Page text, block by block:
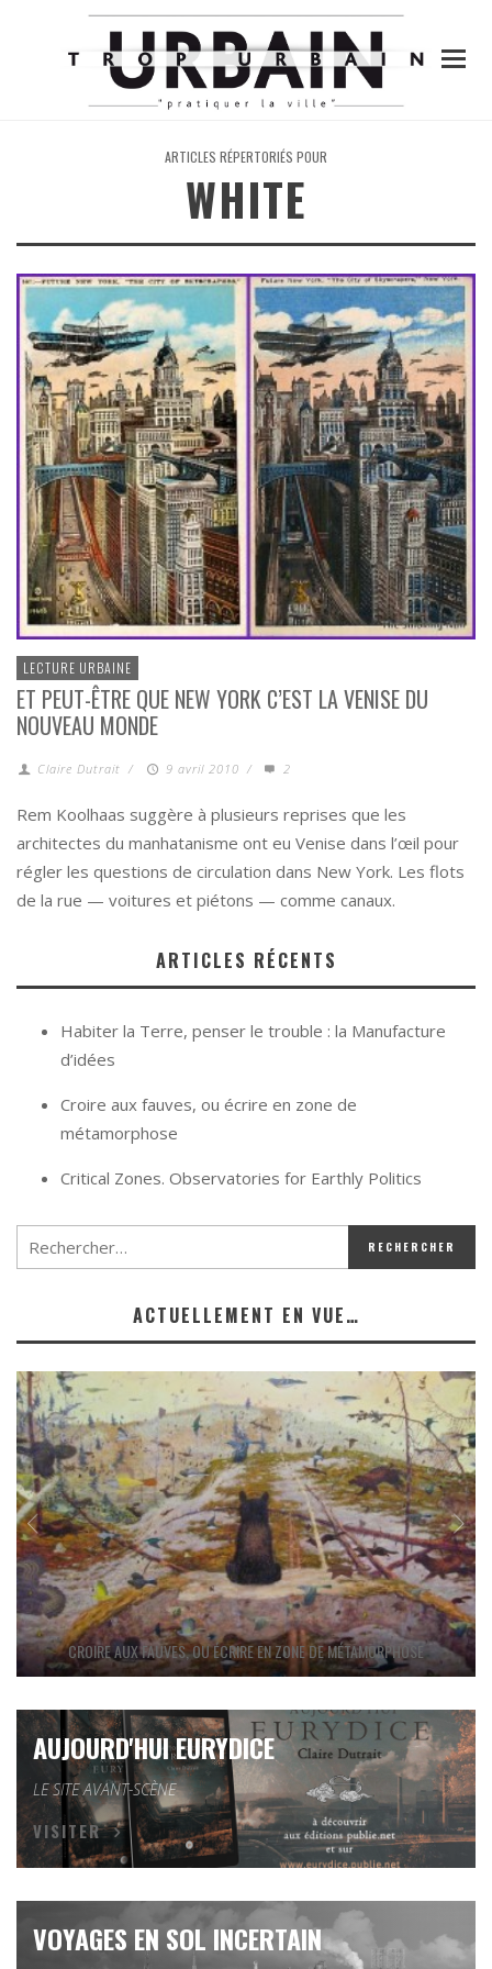
ARTICLES RÉPERTORIÉS POUR
WHITE
LECTURE URBAINE
ET PEUT-ÊTRE QUE NEW YORK C’EST LA VENISE DU
NOUVEAU MONDE
Claire Dutrait / 9 avril 2010 / 2
Rem Koolhaas suggère à plusieurs reprises que les
architectes du manhatanisme ont eu Venise dans l’œil pour
régler les questions de circulation dans New York. Les flots
de la rue — voitures et piétons — comme canaux.
ARTICLES RÉCENTS
Habiter la Terre, penser le trouble : la Manufacture
d’idées
Croire aux fauves, ou écrire en zone de
métamorphose
Critical Zones. Observatories for Earthly Politics
ACTUELLEMENT EN VUE…
CROIRE AUX FAUVES, OU ÉCRIRE EN ZONE DE MÉTAMORPHOSE
AUJOURD'HUI EURYDICE
LE SITE AVANT-SCÈNE
VISITER
VOYAGES EN SOL INCERTAIN